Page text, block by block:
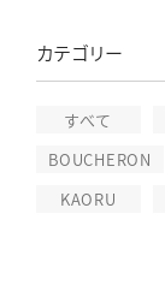
カテゴリー
すべて
BOUCHERON
KAORU